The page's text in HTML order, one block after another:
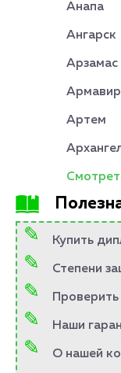
Анапа
Ангарск
Арзамас
Армавир
Артем
Купить
Степени
Наши
О нашей